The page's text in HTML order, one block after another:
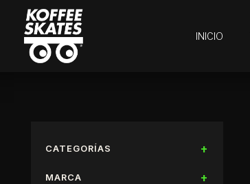
contenido
INICIO
CATEGORÍAS
MARCA